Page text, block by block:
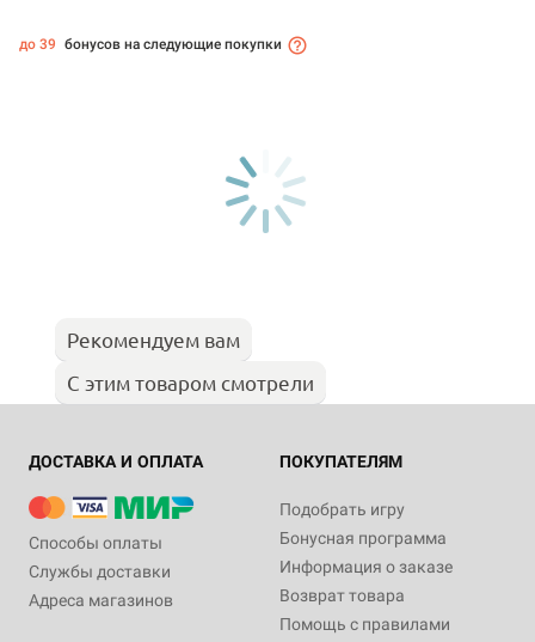
до 39 бонусов на следующие покупки
Рекомендуем вам
С этим товаром смотрели
ДОСТАВКА И ОПЛАТА
Способы оплаты
Службы доставки
Адреса магазинов
ПОКУПАТЕЛЯМ
Подобрать игру
Бонусная программа
Информация о заказе
Возврат товара
Помощь с правилами